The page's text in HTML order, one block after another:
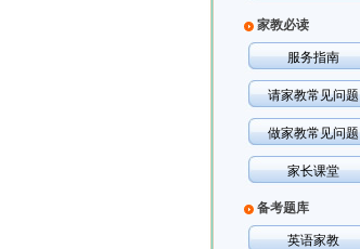
家教必读
服务指南
请家教常见问题
做家教常见问题
家长课堂
备考题库
英语家教